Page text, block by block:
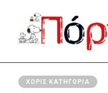
ΧΩΡΊΣ ΚΑΤΗΓΟΡΊΑ